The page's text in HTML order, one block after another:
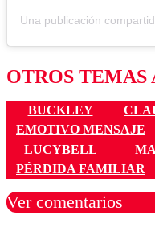
OTROS TEMAS
BUCKLEY
EMOTIVO MENSAJE
LUCYBELL
PÉRDIDA FAMILIAR
Ver comentarios